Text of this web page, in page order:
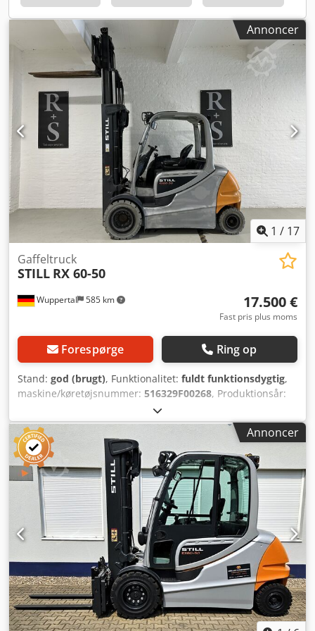
Nye NON marking dæk - Forrude & bagrude
Annoncer
1 / 17
Wuppertal 585 km
Gaffeltruck
STILL RX 60-50
17.500 €
Fast pris plus moms
Forespørge Ring op
Stand: god (brugt), Funktionalitet: fuldt funktionsdygtig,
maskine/køretøjsnummer: 516329F00268, Produktionsår:
, løftekapacitet:
løftehøjde:5.080 mm, fri løftehøjde:1.580 mm,
lastcentrum:
500 mm, brændstoftype: elektrisk
mastetype:
, bygningshøjde:2.500 mm, effekt:
kW (20,39 hk), motormaskinfabrikant:STILL,
batteriproducent: SBS, batterimodel:80V 6 PzS 930 Ah
(KW28/2015), batterikapacitet:930 Ah, batterispænding:
, batterivægt: 2.178 kg, DGUV-certificeret indtil:
07/2027, gaffellængde: 1.400 mm, Forhjulsdækstype:
superelastiske dæk (non-marking), samlet vægt:7.850 kg,
5.563 kg, total højde:2.500 mm, farve: orange
,
CE-mærkning, UVV-sikkerhedseftersyn,
belysning, sideforskydning, Pris: 17.500 € netto 20.825 €
brutto SKU: 826 Grundlæggende oplysninger: - Producent:
Still - Modelbetegnelse: RX60-50 - Produktionsår: 2015 -
Annoncer